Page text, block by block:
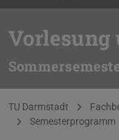
Vorlesung
Sie befinden sich hier:
TU Darmstadt
Semesterprogramm